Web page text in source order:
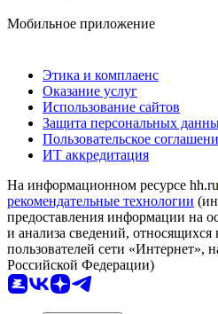
Мобильное приложение
Этика и комплаенс
Оказание услуг
Использование сайтов
Защита персональных
Пользовательское
ИТ аккредитация
На информационном ресурсе hh.ru
рекомендательные технологии
предоставления информации на
и анализа сведений,
пользователей сети «Интернет»,
Российской Федерации)